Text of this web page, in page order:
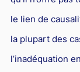
le lien de
la plupart des
l’inadéquation